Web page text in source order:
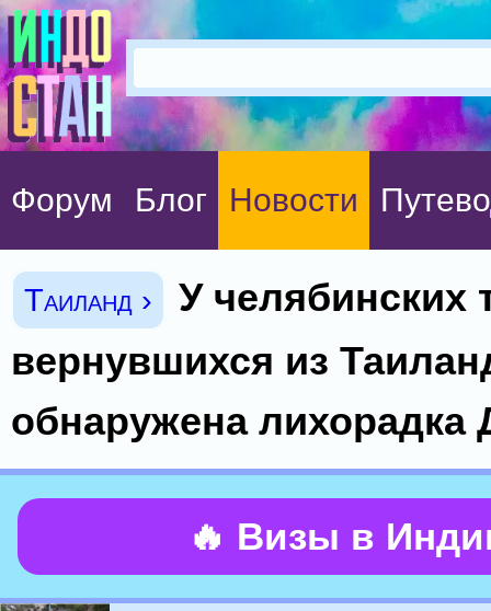
Форум Блог Новости
Таиланд ›
У челябинских
вернувшихся из
обнаружена лихорадка
🔥 Визы в